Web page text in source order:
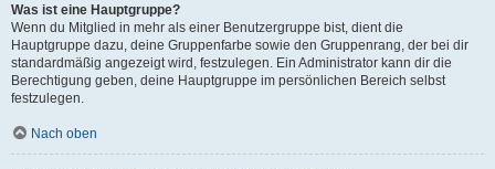
Was ist eine Hauptgruppe?
Wenn du Mitglied in mehr als einer Benutzergruppe bist, dient die
Hauptgruppe dazu, deine Gruppenfarbe sowie den Gruppenrang, der bei dir
standardmäßig angezeigt wird, festzulegen. Ein Administrator kann dir die
Berechtigung geben, deine Hauptgruppe im persönlichen Bereich selbst
festzulegen.
Nach oben